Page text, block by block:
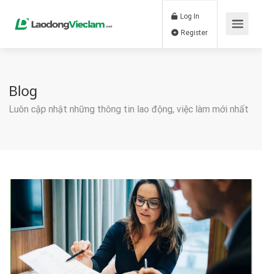
Log In
Blog
Luôn cập nhật những thông tin lao động, việc làm mới nhất